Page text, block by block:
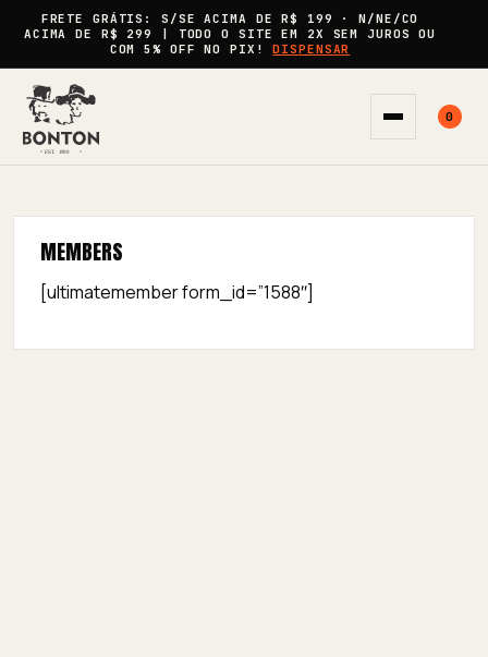
FRETE GRÁTIS: S/SE ACIMA DER$ 199
· N/NE/CO
ACIMA DE R$ 299 | TODO O SITE EM 2X SEM JUROS
OU
COM5% OFF NO PIX!DISPENSAR
Abrir menu
0
MEMBERS
[ultimatemember form_id=”1588″]